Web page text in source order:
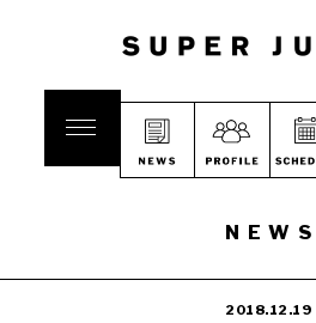
NEWS
2018.12.19